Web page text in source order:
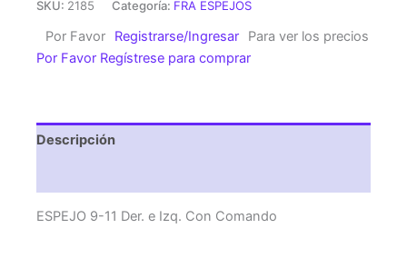
Izq.
cantidad
SKU: 2185 Categoría: FRA ESPEJOS
Por Favor Registrarse/Ingresar
Para ver los precios
Por Favor Regístrese para comprar
Descripción
ESPEJO 9-11 Der. e Izq. Con Comando